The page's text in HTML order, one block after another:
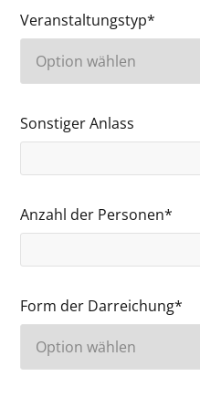
Veranstaltungstyp*
Sonstiger Anlass
Anzahl der Personen*
Form der Darreichung*